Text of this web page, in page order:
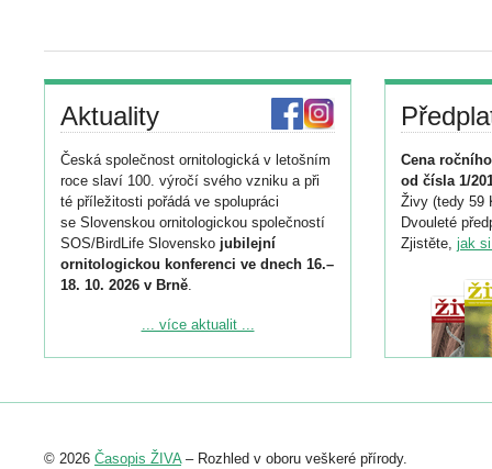
Aktuality
Česká společnost ornitologická v letošním
roce slaví 100. výročí svého vzniku a při
té příležitosti pořádá ve spolupráci
se Slovenskou ornitologickou společností
SOS/BirdLife Slovensko jubilejní
ornitologickou konferenci ve dnech 16.–
18. 10. 2026 v Brně.
Podrobnější informace ke konferenci
Registrovat se můžete do 6. září.
abstraktu přihlášené přednášky nebo
... více aktualit ...
Cena
od čísla 1/
Živy (tedy 59
Dvouleté
Zjistěte, jak
© 2026 Časopis ŽIVA– Rozhled v oboru veškeré přírody.